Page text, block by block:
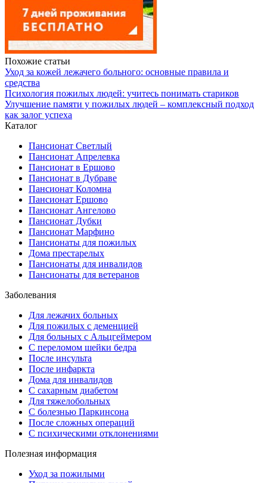
Похожие статьи
Уход за кожей лежачего больного: основные правила и
средства
Психология пожилых людей: учитесь понимать стариков
Улучшение памяти у пожилых людей – комплексный подход
как залог успеха
Каталог
Пансионат Светлый
Пансионат Апрелевка
Пансионат в Ершово
Пансионат в Дубраве
Пансионат Коломна
Пансионат Ершово
Пансионат Ангелово
Пансионат Дубки
Пансионат Марфино
Пансионаты для пожилых
Дома престарелых
Пансионаты для инвалидов
Пансионаты для ветеранов
Заболевания
Для лежачих больных
Для пожилых с деменцией
Для больных с Альцгеймером
С переломом шейки бедра
После инсульта
После инфаркта
Дома для инвалидов
С сахарным диабетом
Для тяжелобольных
С болезнью Паркинсона
После сложных операций
С психическими отклонениями
Полезная информация
Уход за пожилыми